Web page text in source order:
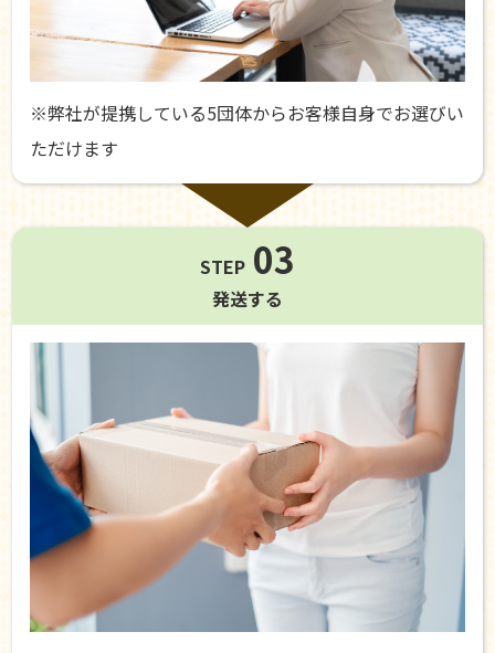
※弊社が提携している5団体からお客様自身でお選びい
ただけます
STEP 03
発送する